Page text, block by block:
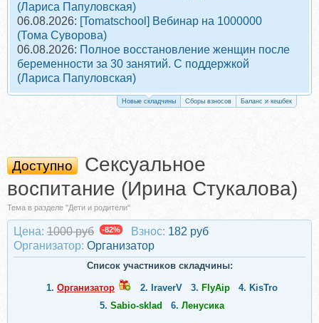
(Лариса Папуловская)
06.08.2026: [Tomatschool] Вебинар на 1000000
(Тома Суворова)
06.08.2026: Полное восстановление женщин после
беременности за 30 занятий. С поддержкой
(Лариса Папуловская)
Новые складчины Сборы взносов Баланс и кешбек
Доступно
Сексуальное
воспитание (Ирина Стукалова)
Тема в разделе "Дети и родители"
Цена: 1000 руб -82% Взнос: 182 руб
Организатор: Организатор
Список участников складчины:
1. Организатор 2. IraverV 3. FlyAip 4. KisTro
5. Sabio-sklad 6. Ленусика